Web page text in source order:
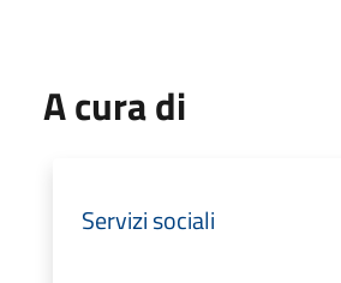
A cura di
Servizi sociali